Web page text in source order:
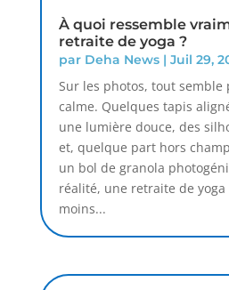
À quoi ressemble
retraite de yoga ?
par Deha News| Juil 29,
Sur les photos, tout
calme. Quelques tapis
une lumière douce, des
et, quelque part hors
un bol de granola
réalité, une retraite de yoga
moins...